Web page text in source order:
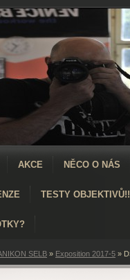
AKCE NĚCO O NÁS
TESTY OBJEKTIVŮ!!
SELB » Exposition 2017-5 »